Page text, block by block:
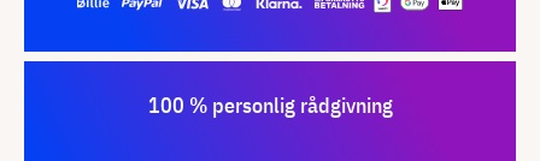
100 % personlig rådgivning